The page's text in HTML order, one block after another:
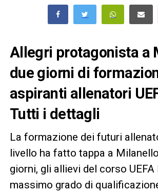
Allegri protagonista a
due giorni di
aspiranti allenatori
Tutti i dettagli
La formazione dei futuri
livello ha fatto tappa a
giorni, gli allievi del corso UEFA
massimo grado di